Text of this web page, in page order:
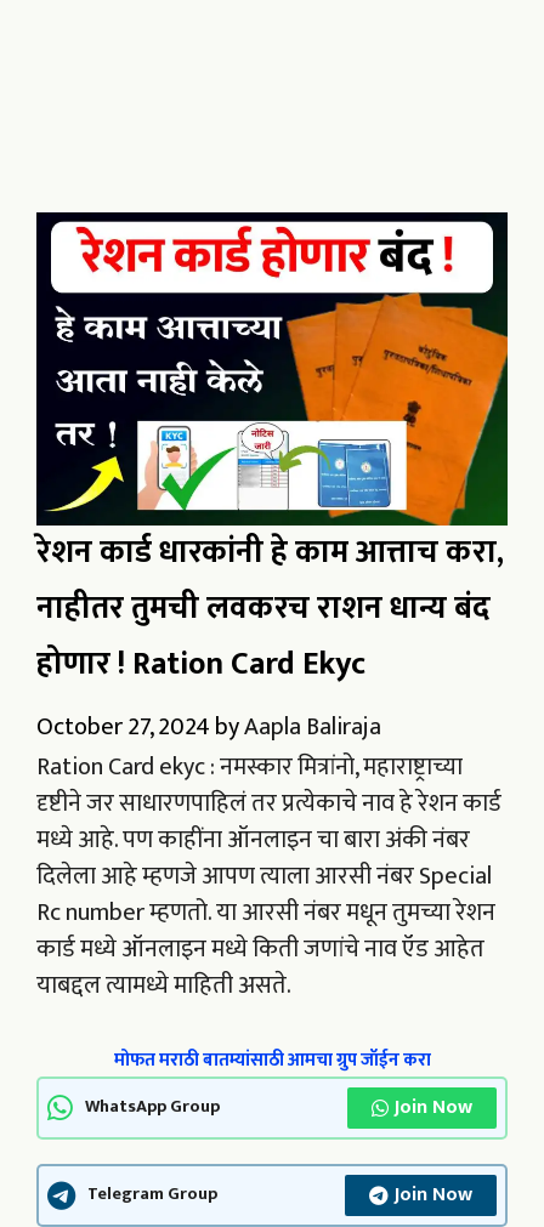
रेशन कार्ड धारकांनी हे काम आत्ताच करा,
नाहीतर तुमची लवकरच राशन धान्य बंद
होणार ! Ration Card Ekyc
October 27, 2024byAapla Baliraja
Ration Card ekyc : नमस्कार मित्रांनो, महाराष्ट्राच्या
दृष्टीने जर साधारणपाहिलं तर प्रत्येकाचे नाव हे रेशन कार्ड
मध्ये आहे. पण काहींना ऑनलाइन चा बारा अंकी नंबर
दिलेला आहे म्हणजे आपण त्याला आरसी नंबर Special
Rc number म्हणतो. या आरसी नंबर मधून तुमच्या रेशन
कार्ड मध्ये ऑनलाइन मध्ये किती जणांचे नाव ऍड आहेत
याबद्दल त्यामध्ये माहिती असते.
मोफत मराठी बातम्यांसाठी आमचा ग्रुप जॉईन करा
WhatsApp Group Join Now
Telegram Group Join Now